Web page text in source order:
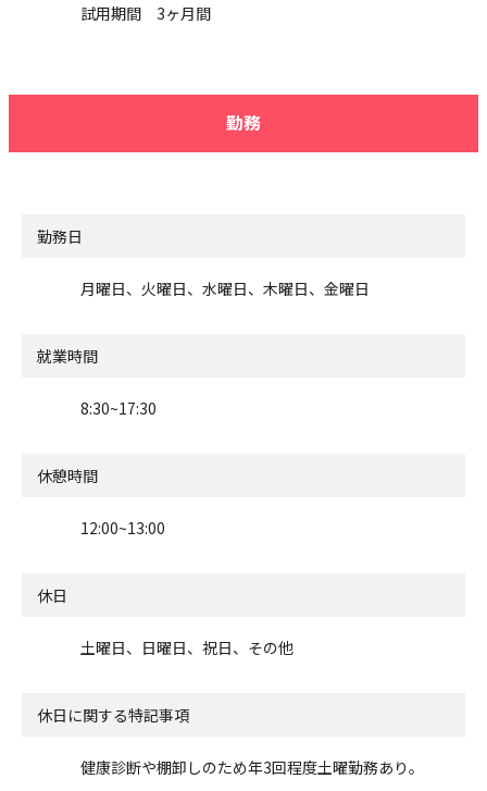
試用期間 3ヶ月間
勤務
勤務日
月曜日、火曜日、水曜日、木曜日、金曜日
就業時間
8:30~17:30
休憩時間
12:00~13:00
休日
土曜日、日曜日、祝日、その他
休日に関する特記事項
健康診断や棚卸しのため年3回程度土曜勤務あり。